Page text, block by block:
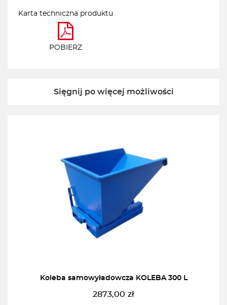
Karta techniczna produktu
POBIERZ
Sięgnij po więcej możliwości
Koleba samowyładowcza KOLEBA 300 L
2873,00 zł